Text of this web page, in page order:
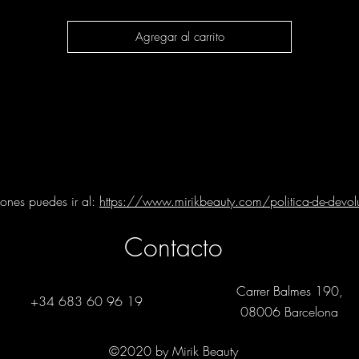
, recomendamos ICON Free para quienes
Agregar al carrito
puedes ir al: https://www.mirikbeauty.com/politica-de-
Contacto
+34 683 60 96 19
Carrer Balmes 190,
08006 Barcelona
©2020 by Mirik Beauty